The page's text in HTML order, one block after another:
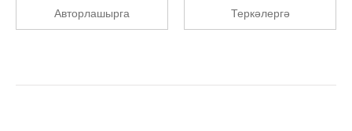
Авторлашырга Теркәлергә